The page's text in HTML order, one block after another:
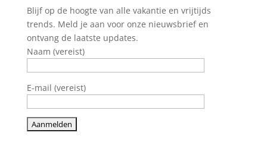
Blijf op de hoogte van alle vakantie en vrijtijds
trends. Meld je aan voor onze nieuwsbrief en
ontvang de laatste updates.
Naam (vereist)
E-mail (vereist)